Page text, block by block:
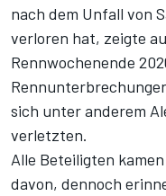
nach dem Unfall von
verloren hat, zeigte
Rennwochenende
sich unter anderem
verletzten.
Alle Beteiligten
davon, dennoch